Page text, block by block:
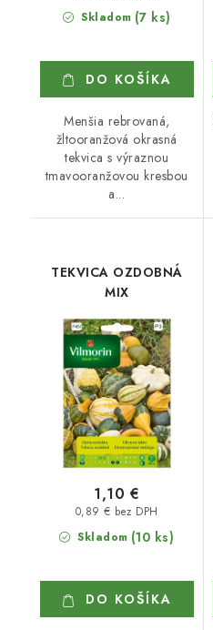
Skladom (7 ks)
DO KOŠÍKA
Menšia rebrovaná,
žltooranžová okrasná
tekvica s výraznou
tmavooranžovou kresbou
a...
TEKVICA OZDOBNÁ
MIX
Skladom (10 ks)
0,89 € bez DPH
1,10 €
DO KOŠÍKA